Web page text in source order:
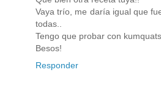
Vaya trío, me daría igual que
todas..
Tengo que probar con
Besos!
Responder